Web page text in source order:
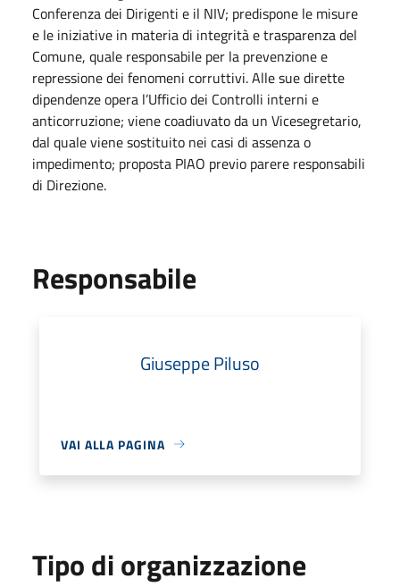
Conferenza dei Dirigenti e il NIV; predispone le misure
e le iniziative in materia di integrità e trasparenza del
Comune, quale responsabile per la prevenzione e
repressione dei fenomeni corruttivi. Alle sue dirette
dipendenze opera l’Ufficio dei Controlli interni e
anticorruzione; viene coadiuvato da un Vicesegretario,
dal quale viene sostituito nei casi di assenza o
impedimento; proposta PIAO previo parere responsabili
di Direzione.
Responsabile
Giuseppe Piluso
VAI ALLA PAGINA
Tipo di organizzazione